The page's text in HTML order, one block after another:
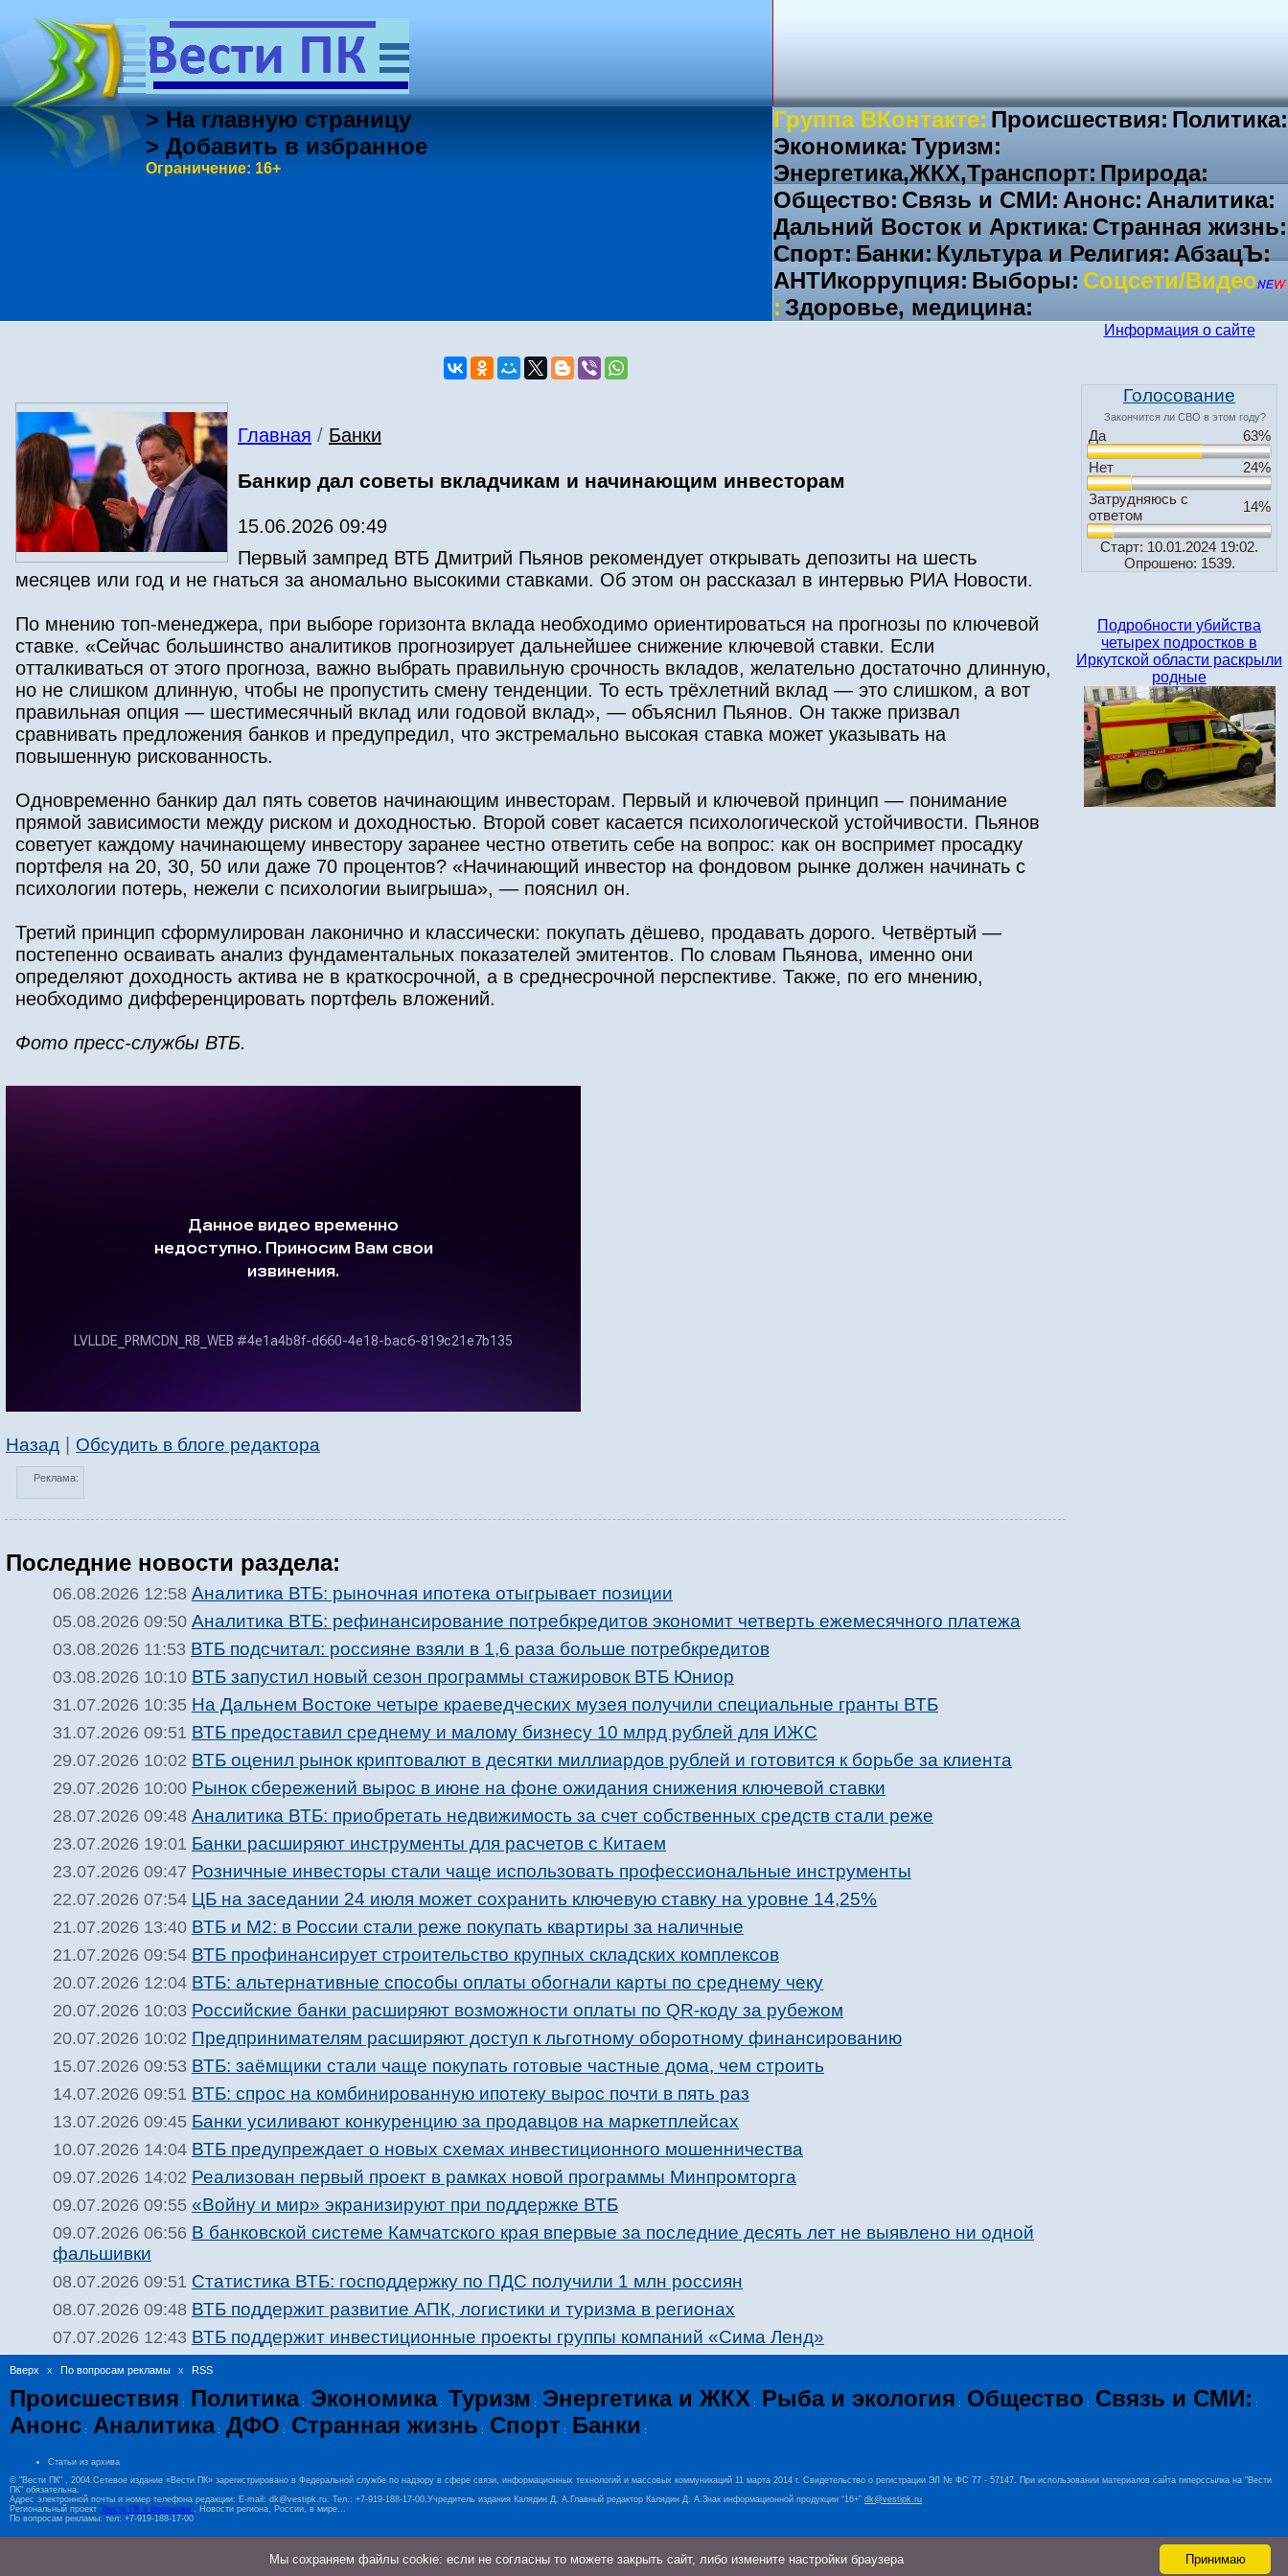
> На главную страницу
> Добавить в избранное
Ограничение: 16+
Группа ВКонтакте: Происшествия: Политика:
Экономика: Туризм:
Энергетика,ЖКХ,Транспорт: Природа:
Общество: Связь и СМИ: Анонс: Аналитика:
Дальний Восток и Арктика: Странная жизнь:
Спорт:Банки:Культура и Религия:АбзацЪ:
АНТИкоррупция: Выборы: Соцсети/Видео
: Здоровье, медицина:
Главная / Банки
Банкир дал советы вкладчикам и начинающим инвесторам
15.06.2026 09:49
Первый зампред ВТБ Дмитрий Пьянов рекомендует открывать депозиты на шесть
месяцев или год и не гнаться за аномально высокими ставками. Об этом он рассказал в интервью РИА Новости.
По мнению топ-менеджера, при выборе горизонта вклада необходимо ориентироваться на прогнозы по ключевой
ставке. «Сейчас большинство аналитиков прогнозирует дальнейшее снижение ключевой ставки. Если
отталкиваться от этого прогноза, важно выбрать правильную срочность вкладов, желательно достаточно длинную,
но не слишком длинную, чтобы не пропустить смену тенденции. То есть трёхлетний вклад — это слишком, а вот
правильная опция — шестимесячный вклад или годовой вклад», — объяснил Пьянов. Он также призвал
сравнивать предложения банков и предупредил, что экстремально высокая ставка может указывать на
повышенную рискованность.
Одновременно банкир дал пять советов начинающим инвесторам. Первый и ключевой принцип — понимание
прямой зависимости между риском и доходностью. Второй совет касается психологической устойчивости. Пьянов
советует каждому начинающему инвестору заранее честно ответить себе на вопрос: как он воспримет просадку
портфеля на 20, 30, 50 или даже 70 процентов? «Начинающий инвестор на фондовом рынке должен начинать с
психологии потерь, нежели с психологии выигрыша», — пояснил он.
Третий принцип сформулирован лаконично и классически: покупать дёшево, продавать дорого. Четвёртый —
постепенно осваивать анализ фундаментальных показателей эмитентов. По словам Пьянова, именно они
определяют доходность актива не в краткосрочной, а в среднесрочной перспективе. Также, по его мнению,
необходимо дифференцировать портфель вложений.
Фото пресс-службы ВТБ.
Назад Обсудить в блоге редактора
Реклама:
Последние новости раздела:
06.08.2026 12:58 Аналитика ВТБ: рыночная ипотека отыгрывает позиции
05.08.2026 09:50 Аналитика ВТБ: рефинансирование потребкредитов экономит четверть ежемесячного платежа
03.08.2026 11:53 ВТБ подсчитал: россияне взяли в 1,6 раза больше потребкредитов
03.08.2026 10:10 ВТБ запустил новый сезон программы стажировок ВТБ Юниор
31.07.2026 10:35 На Дальнем Востоке четыре краеведческих музея получили специальные гранты ВТБ
31.07.2026 09:51 ВТБ предоставил среднему и малому бизнесу 10 млрд рублей для ИЖС
29.07.2026 10:02 ВТБ оценил рынок криптовалют в десятки миллиардов рублей и готовится к борьбе за клиента
29.07.2026 10:00 Рынок сбережений вырос в июне на фоне ожидания снижения ключевой ставки
28.07.2026 09:48 Аналитика ВТБ: приобретать недвижимость за счет собственных средств стали реже
23.07.2026 19:01 Банки расширяют инструменты для расчетов с Китаем
23.07.2026 09:47 Розничные инвесторы стали чаще использовать профессиональные инструменты
22.07.2026 07:54 ЦБ на заседании 24 июля может сохранить ключевую ставку на уровне 14,25%
21.07.2026 13:40 ВТБ и М2: в России стали реже покупать квартиры за наличные
21.07.2026 09:54 ВТБ профинансирует строительство крупных складских комплексов
20.07.2026 12:04 ВТБ: альтернативные способы оплаты обогнали карты по среднему чеку
20.07.2026 10:03 Российские банки расширяют возможности оплаты по QR-коду за рубежом
20.07.2026 10:02 Предпринимателям расширяют доступ к льготному оборотному финансированию
15.07.2026 09:53 ВТБ: заёмщики стали чаще покупать готовые частные дома, чем строить
14.07.2026 09:51 ВТБ: спрос на комбинированную ипотеку вырос почти в пять раз
13.07.2026 09:45 Банки усиливают конкуренцию за продавцов на маркетплейсах
10.07.2026 14:04 ВТБ предупреждает о новых схемах инвестиционного мошенничества
09.07.2026 14:02 Реализован первый проект в рамках новой программы Минпромторга
09.07.2026 09:55 «Войну и мир» экранизируют при поддержке ВТБ
09.07.2026 06:56 В банковской системе Камчатского края впервые за последние десять лет не выявлено ни одной
фальшивки
08.07.2026 09:51 Статистика ВТБ: господдержку по ПДС получили 1 млн россиян
08.07.2026 09:48 ВТБ поддержит развитие АПК, логистики и туризма в регионах
07.07.2026 12:43 ВТБ поддержит инвестиционные проекты группы компаний «Сима Ленд»
Информация о сайте
Голосование
Закончится ли СВО в этом году?
Да
63%
Нет
24%
Затрудняюсь с
ответом
14%
Старт: 10.01.2024 19:02.
Опрошено: 1539.
Подробности убийства
четырех подростков в
Иркутской области раскрыли
родные
Вверх x По вопросам рекламы x RSS
Происшествия : Политика: Экономика: Туризм : Энергетика и ЖКХ : Рыба и экология : Общество : Связь и СМИ: :
Анонс : Аналитика: ДФО : Странная жизнь : Спорт : Банки :
Статьи из архива
© "Вести ПК" , 2004.Сетевое издание «Вести ПК» зарегистрировано в Федеральной службе по надзору в сфере связи, информационных технологий и массовых коммуникаций 11 марта 2014 г. Свидетельство о регистрации ЭЛ № ФС 77 - 57147. При использовании материалов сайта гиперссылка на "Вести
ПК" обязательна.
Адрес электронной почты и номер телефона редакции: E-mail: dk@vestipk.ru. Тел.: +7-919-188-17-00.Учредитель издания Калядин Д. А.Главный редактор Калядин Д. А.Знак информационной продукции “16+” dk@vestipk.ru
Региональный проект "Вести ПК в Воронеже". Новости региона, России, в мире...
По вопросам рекламы: тел: +7-919-188-17-00
Принимаю
Мы cохраняем файлы cookie: если не согласны то можете закрыть сайт, либо измените настройки браузера